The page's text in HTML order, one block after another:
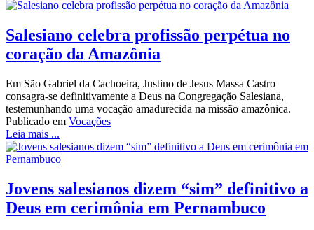
Salesiano celebra profissão perpétua no
coração da Amazônia
Em São Gabriel da Cachoeira, Justino de Jesus Massa Castro
consagra-se definitivamente a Deus na Congregação Salesiana,
testemunhando uma vocação amadurecida na missão amazônica.
Publicado em Vocações
Leia mais ...
Jovens salesianos dizem “sim” definitivo a
Deus em cerimônia em Pernambuco